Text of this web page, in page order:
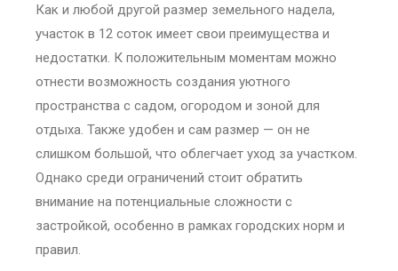
Как и любой другой размер земельного надела,
участок в 12 соток имеет свои преимущества и
недостатки. К положительным моментам можно
отнести возможность создания уютного
пространства с садом, огородом и зоной для
отдыха. Также удобен и сам размер — он не
слишком большой, что облегчает уход за участком.
Однако среди ограничений стоит обратить
внимание на потенциальные сложности с
застройкой, особенно в рамках городских норм и
правил.